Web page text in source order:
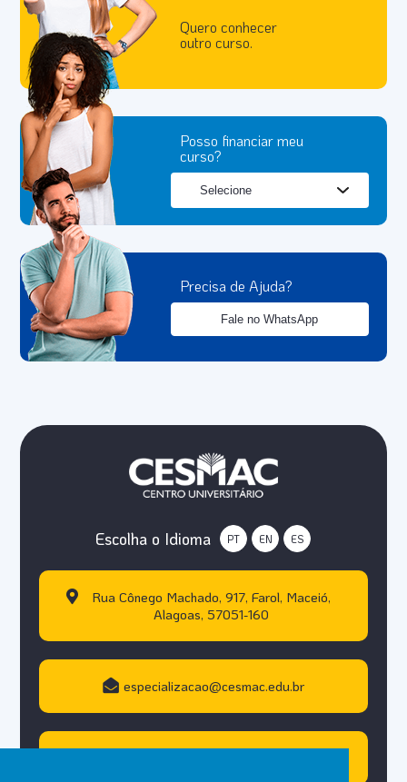
Quero conhecer
outro curso.
Posso financiar meu
curso?
Precisa de Ajuda?
Fale no WhatsApp
Escolha o Idioma PT EN ES
Rua Cônego Machado, 917, Farol, Maceió,
Alagoas, 57051-160
especializacao@cesmac.edu.br